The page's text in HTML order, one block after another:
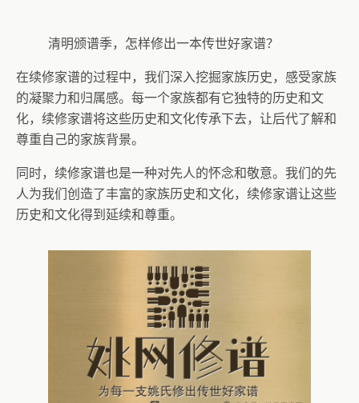
清明颁谱季，怎样修出一本传世好家谱？
在续修家谱的过程中，我们深入挖掘家族历史，感受家族
的凝聚力和归属感。每一个家族都有它独特的历史和文
化，续修家谱将这些历史和文化传承下去，让后代了解和
尊重自己的家族背景。
同时，续修家谱也是一种对先人的怀念和敬意。我们的先
人为我们创造了丰富的家族历史和文化，续修家谱让这些
历史和文化得到延续和尊重。